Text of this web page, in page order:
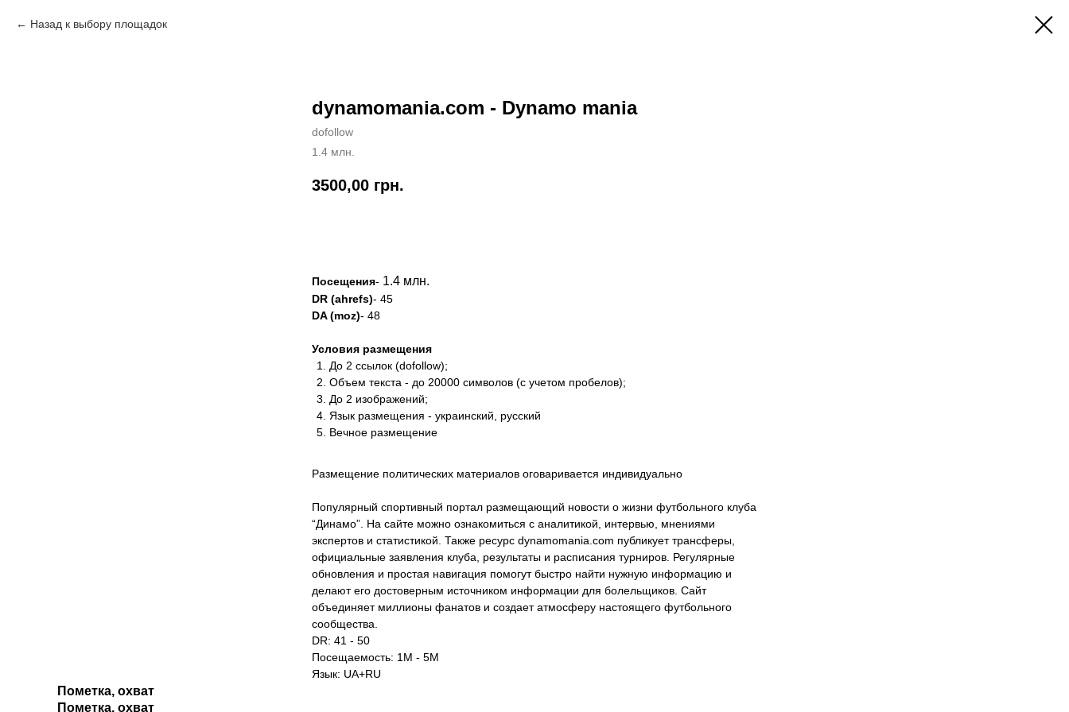
Назад к выбору площадок
dynamomania.com - Dynamo mania
dofollow
1.4 млн.
3500,00 грн.
Посещения- 1.4 млн.
DR (ahrefs)- 45
DA (moz)- 48
Условия размещения
До 2 ссылок (dofollow);
Объем текста - до 20000 символов (с учетом пробелов);
До 2 изображений;
Язык размещения - украинский, русский
Вечное размещение
Размещение политических материалов оговаривается индивидуально
Популярный спортивный портал размещающий новости о жизни футбольного клуба
“Динамо”. На сайте можно ознакомиться с аналитикой, интервью, мнениями
экспертов и статистикой. Также ресурс dynamomania.com публикует трансферы,
официальные заявления клуба, результаты и расписания турниров. Регулярные
обновления и простая навигация помогут быстро найти нужную информацию и
делают его достоверным источником информации для болельщиков. Сайт
объединяет миллионы фанатов и создает атмосферу настоящего футбольного
сообщества.
DR: 41 - 50
Посещаемость: 1М - 5М
Язык: UA+RU
Пометка, охват
Пометка, охват